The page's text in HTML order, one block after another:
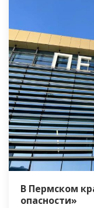
В Пермском
опасности»